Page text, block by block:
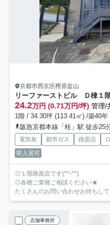
京都市西京区樫原盆山
リーファーストビル Ｄ棟１
24.2万円 (0.71万円/坪) 管理/
1階 / 34.30坪 (113.41㎡) /築40年
阪急京都本線「桂」駅 徒歩25
電気有 都市ガス 路面店
即入居可
◎１階路面店です(*^-^*)
◎各種ご業種ご相談ください★
たくさんのお問い合わせお待ちし
店舗事務所